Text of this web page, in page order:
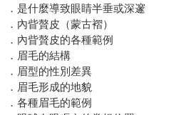
．是什麼導致眼睛半垂或深邃
．內眥贅皮（蒙古褶）
．內眥贅皮的各種範例
．眉毛的結構
．眉型的性別差異
．眉毛形成的地貌
．各種眉毛的範例